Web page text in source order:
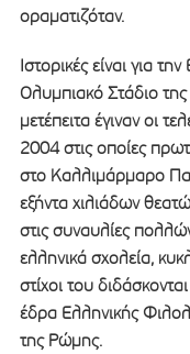
οραματιζόταν.
Ιστορικές είναι για
Ολυμπιακό Στάδιο
μετέπειτα έγιναν οι
2004 στις οποίες
στο Καλλιμάρμαρο
εξήντα χιλιάδων
στις συναυλίες
ελληνικά σχολεία,
στίχοι του
έδρα Ελληνικής
της Ρώμης.